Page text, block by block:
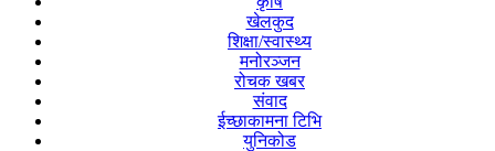
खेलकुद
शिक्षा/स्वास्थ्य
मनोरञ्जन
रोचक खबर
संवाद
ईच्छाकामना टिभि
युनिकोड